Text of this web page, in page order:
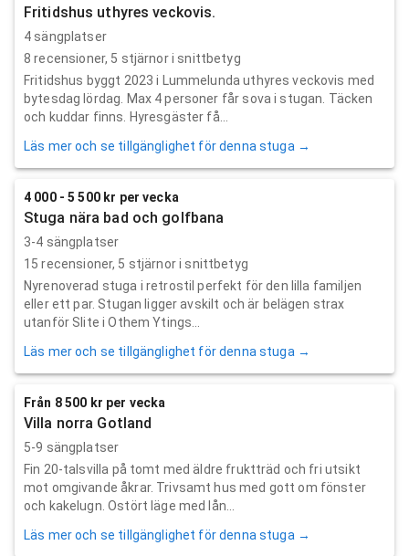
Fritidshus uthyres veckovis.
4 sängplatser
8 recensioner, 5 stjärnor i snittbetyg
Fritidshus byggt 2023 i Lummelunda uthyres veckovis med
bytesdag lördag. Max 4 personer får sova i stugan. Täcken
och kuddar finns. Hyresgäster få...
Läs mer och se tillgänglighet för denna stuga →
4 000 - 5 500 kr per vecka
Stuga nära bad och golfbana
3-4 sängplatser
15 recensioner, 5 stjärnor i snittbetyg
Nyrenoverad stuga i retrostil perfekt för den lilla familjen
eller ett par. Stugan ligger avskilt och är belägen strax
utanför Slite i Othem Ytings...
Läs mer och se tillgänglighet för denna stuga →
Från 8 500 kr per vecka
Villa norra Gotland
5-9 sängplatser
Fin 20-talsvilla på tomt med äldre fruktträd och fri utsikt
mot omgivande åkrar. Trivsamt hus med gott om fönster
och kakelugn. Ostört läge med lån...
Läs mer och se tillgänglighet för denna stuga →